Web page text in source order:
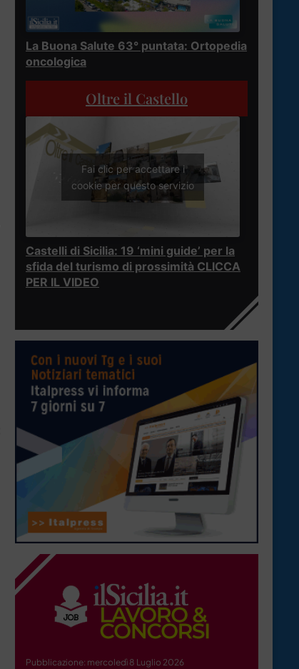
La Buona Salute 63° puntata: Ortopedia
oncologica
Oltre il Castello
Fai clic per accettare i
cookie per questo servizio
Castelli di Sicilia: 19 ‘mini guide’ per la
sfida del turismo di prossimità CLICCA
PER IL VIDEO
Pubblicazione: mercoledì 8 Luglio 2026